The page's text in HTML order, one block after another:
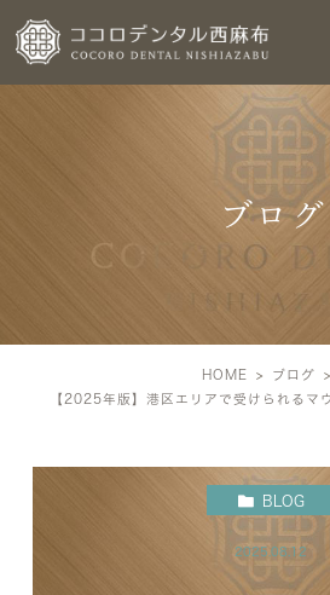
ブログ
HOME
ブログ
【2025年版】港区エリアで受けられるマ
BLOG
2025.08.12